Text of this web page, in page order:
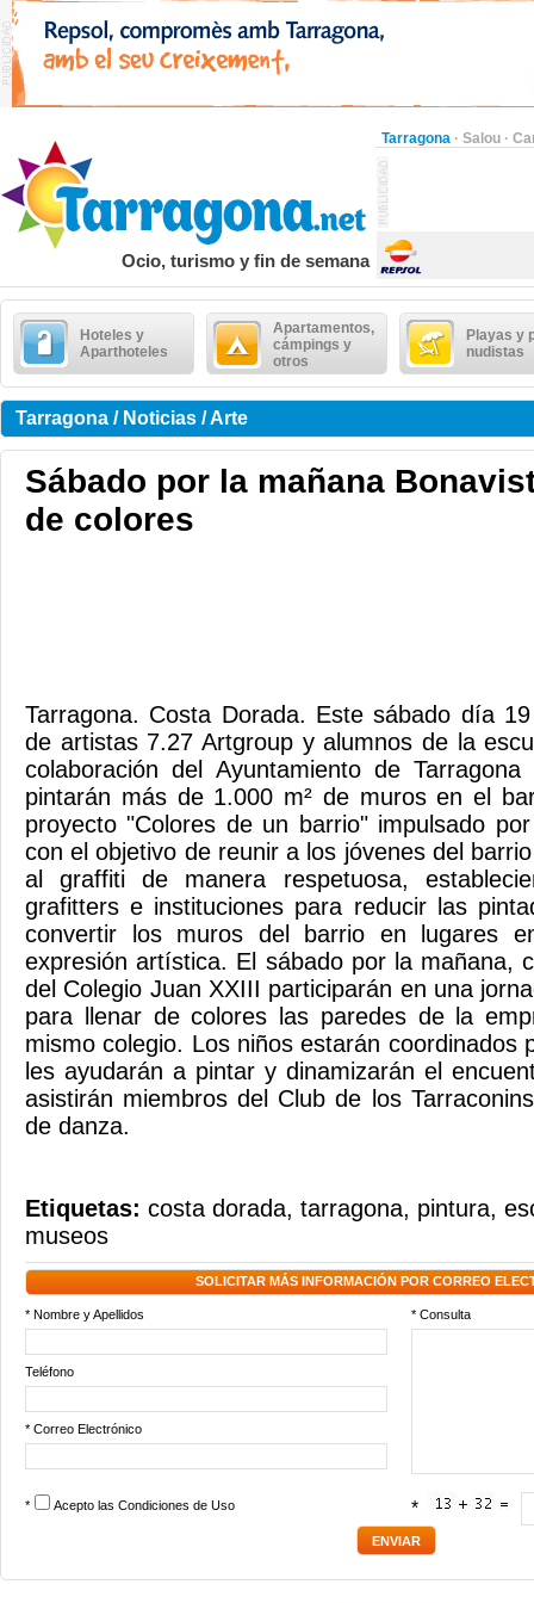
Tarragona · Salou ·
Ocio, turismo y fin de semana
Hoteles y
Aparthoteles
Apartamentos,
cámpings y
otros
Playas y
nudistas
Tarragona / Noticias / Arte
Sábado por la mañana
de colores
Tarragona. Costa Dorada. Este sábado día
de artistas 7.27 Artgroup y alumnos de la
colaboración del Ayuntamiento de
pintarán más de 1.000 m² de muros en el
proyecto "Colores de un barrio" impulsado
con el objetivo de reunir a los jóvenes del
al graffiti de manera respetuosa,
grafitters e instituciones para reducir las
convertir los muros del barrio en lugares
expresión artística. El sábado por la mañana,
del Colegio Juan XXIII participarán en una
para llenar de colores las paredes de la
mismo colegio. Los niños estarán coordinados
les ayudarán a pintar y dinamizarán el
asistirán miembros del Club de los
de danza.
Etiquetas: costa dorada, tarragona, pintura,
museos
SOLICITAR MÁS INFORMACIÓN POR CORREO
* Nombre y Apellidos * Consulta
Teléfono
* Correo Electrónico
* Acepto las Condiciones de Uso *